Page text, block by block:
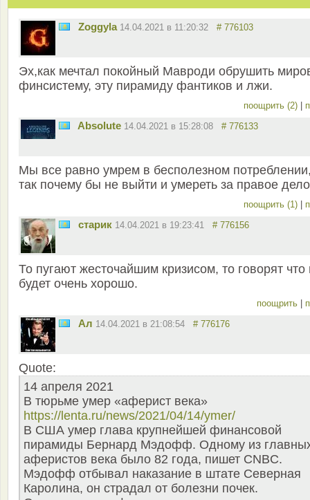
Zoggyla 14.04.2021 в 11:20:32 # 776103
Эх,как мечтал покойный Мавроди обрушить
финсистему, эту пирамиду фантиков и лжи.
поощрить (2) |
Absolute 14.04.2021 в 15:28:08 # 776133
Мы все равно умрем в бесполезном
так почему бы не выйти и умереть за правое
поощрить (1) |
старик 14.04.2021 в 19:23:41 # 776156
То пугают жесточайшим кризисом, то говорят что
будет очень хорошо.
поощрить |
Ал 14.04.2021 в 21:08:54 # 776176
Quote:
14 апреля 2021
В тюрьме умер «аферист века»
https://lenta.ru/news/2021/04/14/ymer/
В США умер глава крупнейшей финансовой
пирамиды Бернард Мэдофф. Одному из
аферистов века было 82 года, пишет CNBC.
Мэдофф отбывал наказание в штате Северная
Каролина, он страдал от болезни почек.